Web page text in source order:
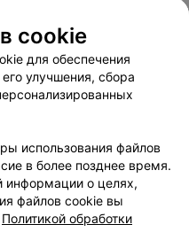
Способы оплаты
сервиса
соглашение
сотрудничества
relax.by
cookie
данных
cookie
для обеспечения
улучшения, сбора
использования файлов
в более позднее время.
информации о целях,
файлов cookie вы
Политикой обработки